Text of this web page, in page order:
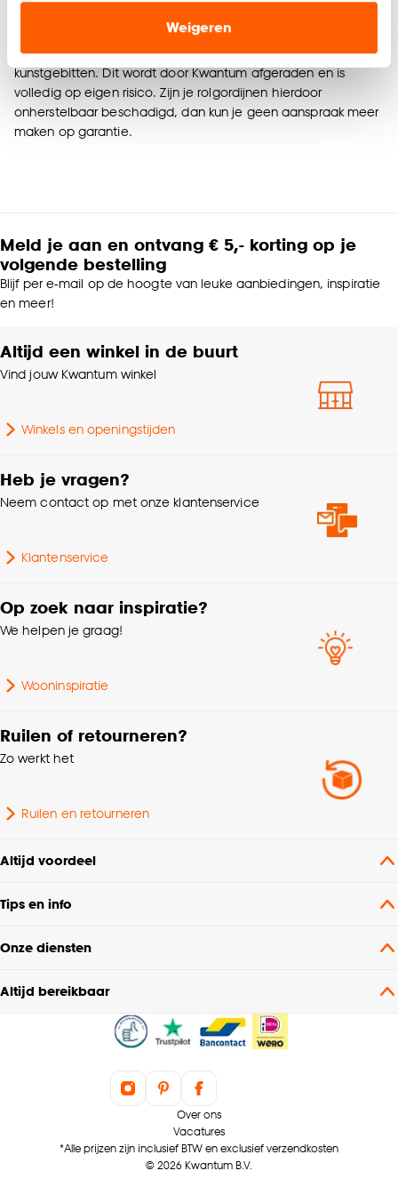
advertenties en communicatie.
Klik op ‘Ja, alles toestaan’ om gebruik te maken
van alle cookies, of klik op ‘weigeren’ om alleen de
noodzakelijke cookies te accepteren. Je kunt er ook
kan aanpassen, bekijk hiervoor onze
cookieverklaring.
Weigeren
op internet circuleren allerlei tips over het gebruik
van bleekmiddel, citroensap of bruistabletten voor
kunstgebitten. Dit wordt door Kwantum afgeraden en is
volledig op eigen risico. Zijn je rolgordijnen hierdoor
onherstelbaar beschadigd, dan kun je geen aanspraak meer
maken op garantie.
Meld je aan en ontvang € 5,- korting op je
volgende bestelling
Blijf per e-mail op de hoogte van leuke aanbiedingen, inspiratie
en meer!
Altijd een winkel in de buurt
Vind jouw Kwantum winkel
Winkels en openingstijden
Heb je vragen?
Neem contact op met onze klantenservice
Klantenservice
Op zoek naar inspiratie?
We helpen je graag!
Wooninspiratie
Ruilen of retourneren?
Zo werkt het
Ruilen en retourneren
Altijd voordeel
Tips en info
Onze diensten
Altijd bereikbaar
Over ons
Vacatures
*Alle prijzen zijn inclusief BTW en exclusief verzendkosten
© 2026 Kwantum B.V.